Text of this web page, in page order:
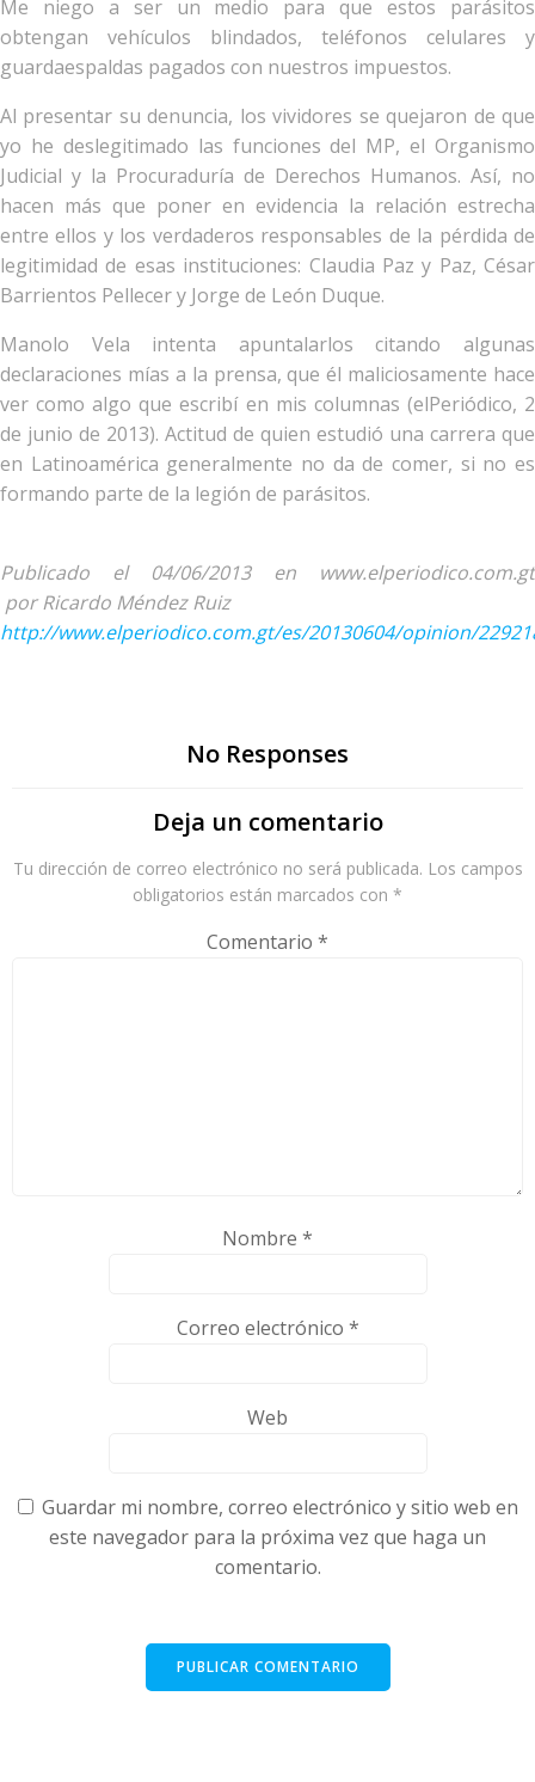
Me niego a ser un medio para que estos parásitos
obtengan vehículos blindados, teléfonos celulares y
guardaespaldas pagados con nuestros impuestos.
Al presentar su denuncia, los vividores se quejaron de que
yo he deslegitimado las funciones del MP, el Organismo
Judicial y la Procuraduría de Derechos Humanos. Así, no
hacen más que poner en evidencia la relación estrecha
entre ellos y los verdaderos responsables de la pérdida de
legitimidad de esas instituciones: Claudia Paz y Paz, César
Barrientos Pellecer y Jorge de León Duque.
Manolo Vela intenta apuntalarlos citando algunas
declaraciones mías a la prensa, que él maliciosamente hace
ver como algo que escribí en mis columnas (elPeriódico, 2
de junio de 2013). Actitud de quien estudió una carrera que
en Latinoamérica generalmente no da de comer, si no es
formando parte de la legión de parásitos.
Publicado el 04/06/2013 en www.elperiodico.com.gt
por Ricardo Méndez Ruiz
http://www.elperiodico.com.gt/es/20130604/opinion/
No Responses
Deja un comentario
Tu dirección de correo electrónico no será publicada. Los campos
obligatorios están marcados con *
Comentario *
Nombre *
Correo electrónico *
Web
Guardar mi nombre, correo electrónico y sitio web en
este navegador para la próxima vez que haga un
comentario.